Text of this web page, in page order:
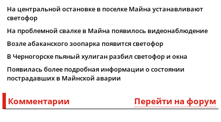
На центральной остановке в поселке Майна устанавливают
светофор
На проблемной свалке в Майна появилось видеонаблюдение
Возле абаканского зоопарка появится светофор
В Черногорске пьяный хулиган разбил светофор и окна
Появилась более подробная информации о состоянии
пострадавших в Майнской аварии
Перейти на форум
Комментарии